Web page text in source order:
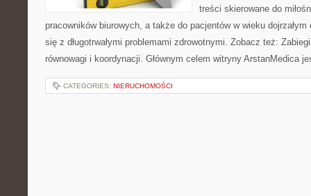
treści skierowane do
pracowników biurowych, a także do pacjentów w wieku
się z długotrwałymi problemami zdrowotnymi. Zobacz też:
równowagi i koordynacji. Głównym celem witryny ArstanMedica
CATEGORIES: NIERUCHOMOŚCI